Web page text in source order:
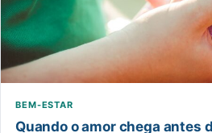
BEM-ESTAR
Quando o amor chega antes